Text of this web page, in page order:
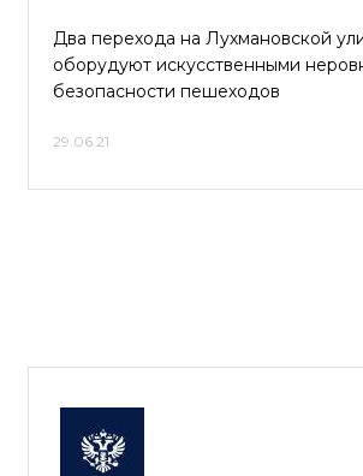
Два перехода на Лухмановской
оборудуют искусственными
безопасности пешеходов
29.06.21